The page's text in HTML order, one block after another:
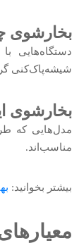
بخارشوی
دستگاه‌هایی
شیشه‌پاک‌کنی
بخارشوی
مدل‌هایی که
مناسب‌اند.
بیشتر بخوانید: